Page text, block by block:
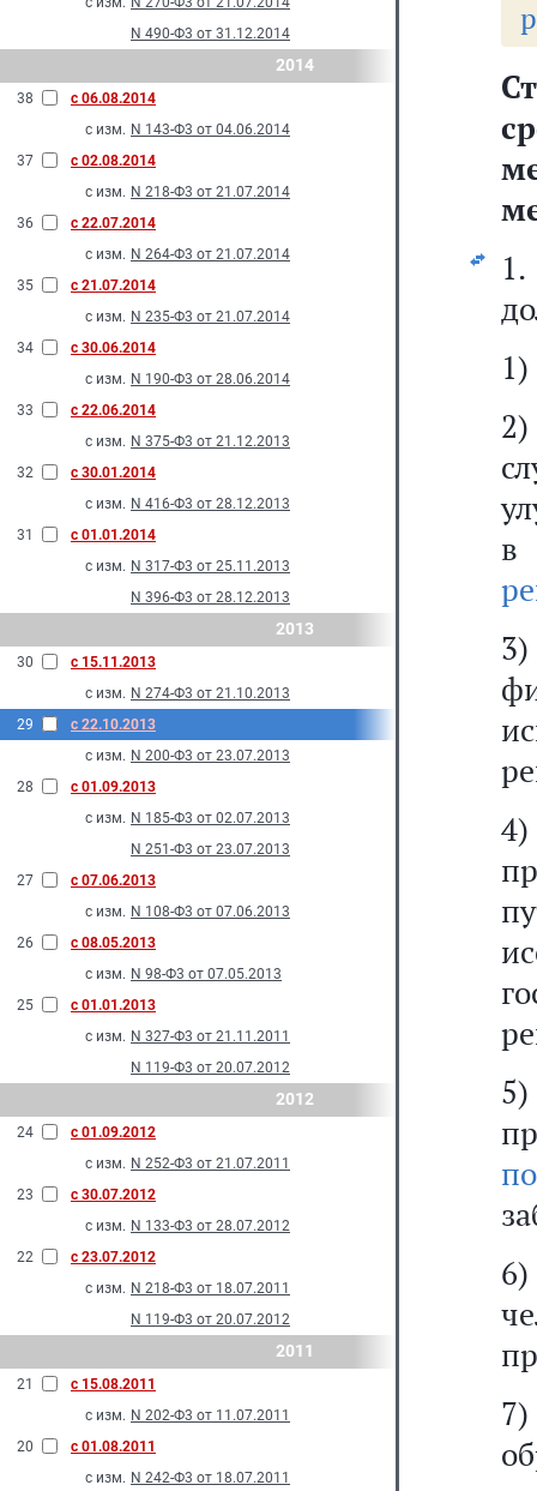
N 490-Ф3 от 31.12.2014
2014
38
с 06.08.2014
с изм. N 143-Ф3 от 04.06.2014
37
с 02.08.2014
с изм. N 218-Ф3 от 21.07.2014
36
с 22.07.2014
с изм. N 264-Ф3 от 21.07.2014
35
с 21.07.2014
с изм. N 235-Ф3 от 21.07.2014
34
с 30.06.2014
с изм. N 190-Ф3 от 28.06.2014
33
с 22.06.2014
с изм. N 375-Ф3 от 21.12.2013
32
с 30.01.2014
с изм. N 416-Ф3 от 28.12.2013
31
с 01.01.2014
с изм. N 317-Ф3 от 25.11.2013
N 396-Ф3 от 28.12.2013
2013
30
с 15.11.2013
с изм. N 274-Ф3 от 21.10.2013
29
с 22.10.2013
с изм. N 200-Ф3 от 23.07.2013
28
с 01.09.2013
с изм. N 185-Ф3 от 02.07.2013
N 251-Ф3 от 23.07.2013
27
с 07.06.2013
с изм. N 108-Ф3 от 07.06.2013
26
с 08.05.2013
с изм. N 98-Ф3 от 07.05.2013
25
с 01.01.2013
с изм. N 327-Ф3 от 21.11.2011
N 119-Ф3 от 20.07.2012
2012
24
с 01.09.2012
с изм. N 252-Ф3 от 21.07.2011
23
с 30.07.2012
с изм. N 133-Ф3 от 28.07.2012
22
с 23.07.2012
с изм. N 218-Ф3 от 18.07.2011
N 119-Ф3 от 20.07.2012
2011
21
с 15.08.2011
с изм. N 202-Ф3 от 11.07.2011
20
с 01.08.2011
с изм. N 242-Ф3 от 18.07.2011
в